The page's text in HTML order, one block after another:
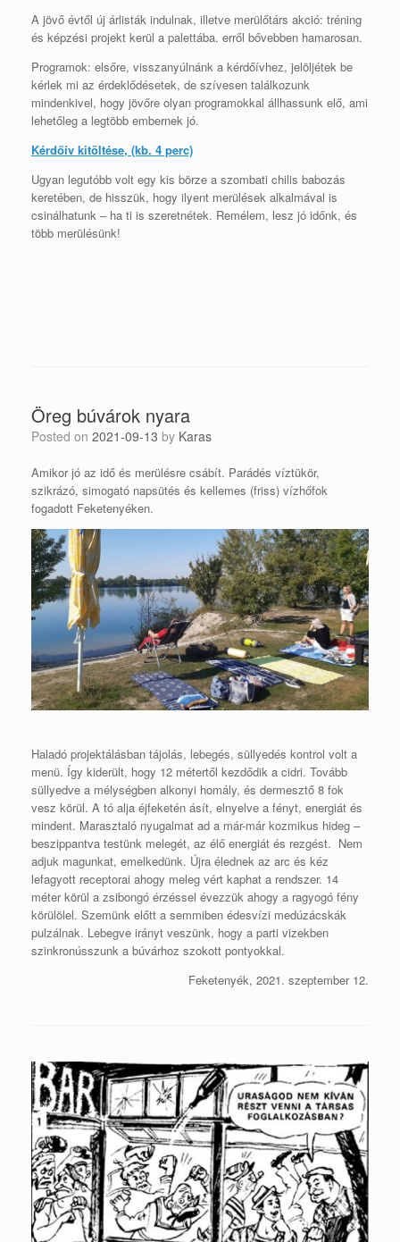
A jövő évtől új árlisták indulnak, illetve merülőtárs akció: tréning
és képzési projekt kerül a palettába. erről bővebben hamarosan.
Programok: elsőre, visszanyúlnánk a kérdőívhez, jelöljétek be
kérlek mi az érdeklődésetek, de szívesen találkozunk
mindenkivel, hogy jövőre olyan programokkal állhassunk elő, ami
lehetőleg a legtöbb embernek jó.
Kérdőív kitöltése, (kb. 4 perc)
Ugyan legutóbb volt egy kis börze a szombati chilis babozás
keretében, de hisszük, hogy ilyent merülések alkalmával is
csinálhatunk – ha ti is szeretnétek. Remélem, lesz jó időnk, és
több merülésünk!
Öreg búvárok nyara
Posted on 2021-09-13 by Karas
Amikor jó az idő és merülésre csábít. Parádés víztükör,
szikrázó, simogató napsütés és kellemes (friss) vízhőfok
fogadott Feketenyéken.
Haladó projektálásban tájolás, lebegés, süllyedés kontrol volt a
menü. Így kiderült, hogy 12 métertől kezdődik a cidri. Tovább
süllyedve a mélységben alkonyi homály, és dermesztő 8 fok
vesz körül. A tó alja éjfeketén ásít, elnyelve a fényt, energiát és
mindent. Marasztaló nyugalmat ad a már-már kozmikus hideg –
beszippantva testünk melegét, az élő energiát és rezgést. Nem
adjuk magunkat, emelkedünk. Újra élednek az arc és kéz
lefagyott receptorai ahogy meleg vért kaphat a rendszer. 14
méter körül a zsibongó érzéssel évezzük ahogy a ragyogó fény
körülölel. Szemünk előtt a semmiben édesvízi medúzácskák
pulzálnak. Lebegve irányt veszünk, hogy a parti vizekben
szinkronússzunk a búvárhoz szokott pontyokkal.
Feketenyék, 2021. szeptember 12.